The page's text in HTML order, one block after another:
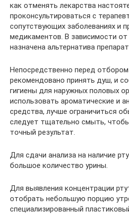
как отменять лекарства
проконсультироваться с
сопутствующих заболеваниях и
медикаментов. В зависимости от
назначена альтернатива
Непосредственно перед
рекомендовано принять душ, и
гигиены для наружных половых
использовать ароматические и
средства, лучше ограничиться
следует тщательно смыть,
точный результат.
Для сдачи анализа на наличие
большое количество урины.
Для выявления концентрации
отобрать небольшую порцию
специализированный